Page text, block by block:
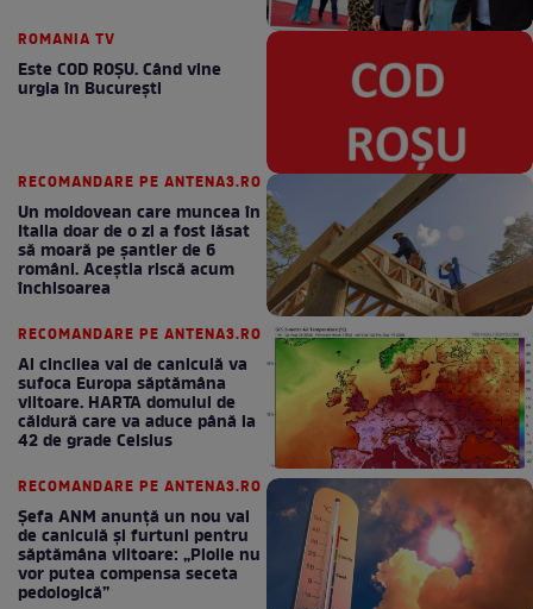
ROMANIA TV
Este COD ROŞU. Când vine
urgia în Bucureşti
RECOMANDARE PE ANTENA3.RO
Un moldovean care muncea în
Italia doar de o zi a fost lăsat
să moară pe şantier de 6
români. Aceștia riscă acum
închisoarea
RECOMANDARE PE ANTENA3.RO
Al cincilea val de caniculă va
sufoca Europa săptămâna
viitoare. HARTA domului de
căldură care va aduce până la
42 de grade Celsius
RECOMANDARE PE ANTENA3.RO
Șefa ANM anunță un nou val
de caniculă și furtuni pentru
săptămâna viitoare: „Ploile nu
vor putea compensa seceta
pedologică”